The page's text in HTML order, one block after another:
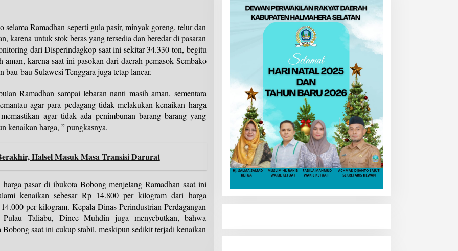
Ramadhan seperti gula pasir, minyak goreng, telur dan
karena untuk stok beras yang tersedia dan beredar di pasaran
dari Disperindagkop saat ini sekitar 34.330 ton, begitu
karena saat ini pasokan dari daerah pemasok Sembako
bau Sulawesi Tenggara juga tetap lancar.
Ramadhan sampai lebaran nanti masih aman, sementara
agar para pedagang tidak melakukan kenaikan harga
agar tidak ada penimbunan barang barang yang
kenaikan harga, ” pungkasnya.
Halsel Masuk Masa Transisi Darurat
pasar di ibukota Bobong menjelang Ramadhan saat ini
kenaikan sebesar Rp 14.800 per kilogram dari harga
per kilogram. Kepala Dinas Perindustrian Perdagangan
Taliabu, Dince Muhdin juga menyebutkan, bahwa
saat ini cukup stabil, meskipun sedikit terjadi kenaikan